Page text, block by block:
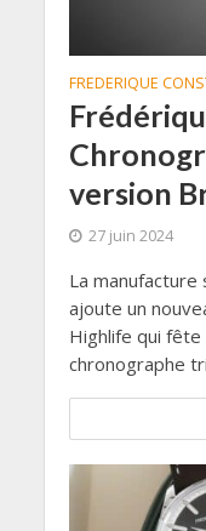
FREDERIQUE
version
27 juin 2024
La
ajoute un
Highlife qui
chronographe